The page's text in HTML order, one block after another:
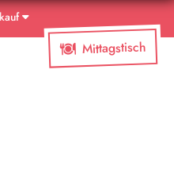
Mittagstisch